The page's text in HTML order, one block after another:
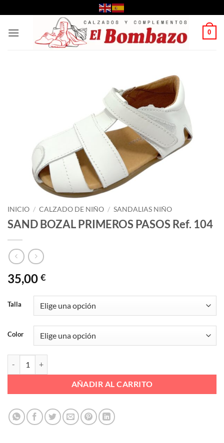
al
contenido
0
INICIO / CALZADO DE NIÑO / SANDALIAS NIÑO
SAND BOZAL PRIMEROS PASOS Ref. 104
35,00 €
Talla
Color
AÑADIR AL CARRITO